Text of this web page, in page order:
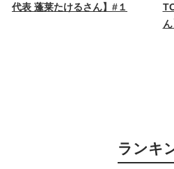
代表 蓬莱たけるさん】#１
ランキ